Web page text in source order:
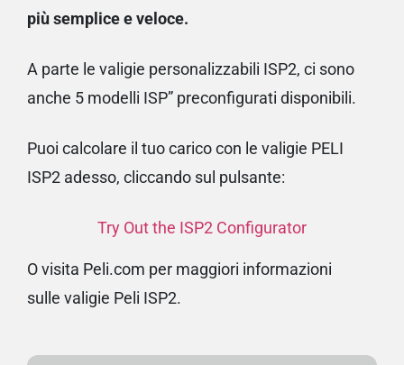
più semplice e veloce.
A parte le valigie personalizzabili ISP2, ci sono
anche 5 modelli ISP” preconfigurati disponibili.
Puoi calcolare il tuo carico con le valigie PELI
ISP2 adesso, cliccando sul pulsante:
Try Out the ISP2 Configurator
O visita Peli.com per maggiori informazioni
sulle valigie Peli ISP2.